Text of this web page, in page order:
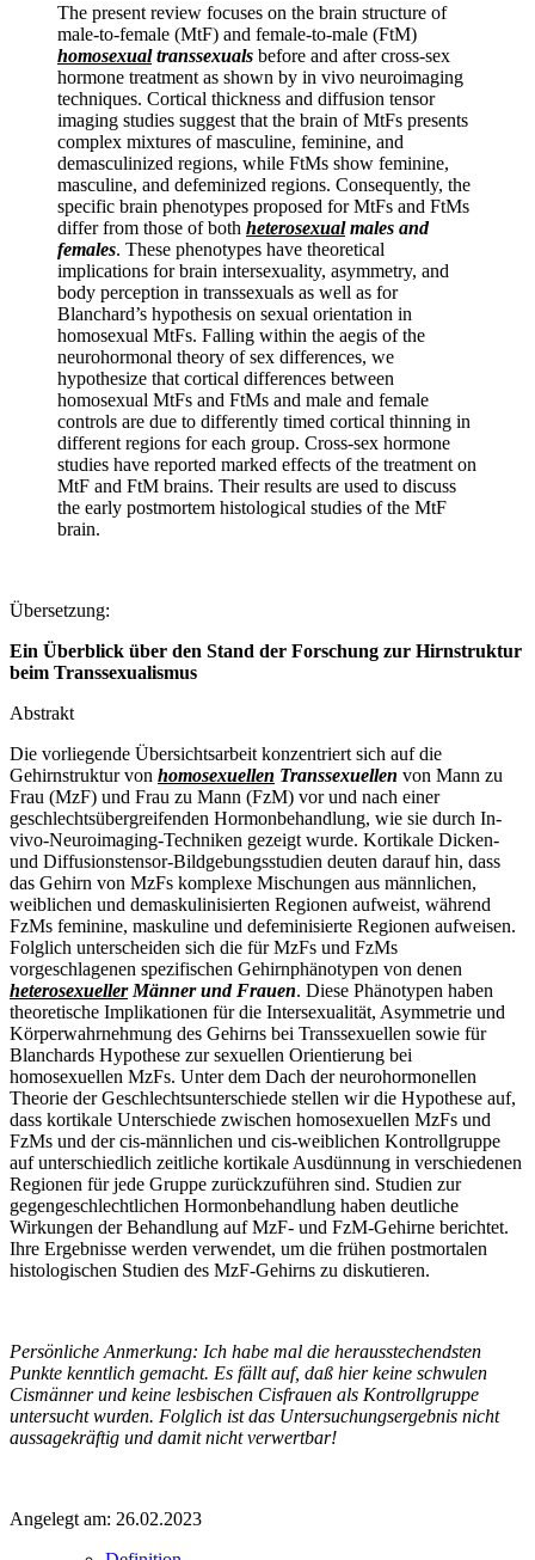
The present review focuses on the brain structure of
male-to-female (MtF) and female-to-male (FtM)
homosexualtranssexuals before and after cross-sex
hormone treatment as shown by in vivo neuroimaging
techniques. Cortical thickness and diffusion tensor
imaging studies suggest that the brain of MtFs presents
complex mixtures of masculine, feminine, and
demasculinized regions, while FtMs show feminine,
masculine, and defeminized regions. Consequently, the
specific brain phenotypes proposed for MtFs and FtMs
differ from those of both heterosexualmales and
females. These phenotypes have theoretical
implications for brain intersexuality, asymmetry, and
body perception in transsexuals as well as for
Blanchard’s hypothesis on sexual orientation in
homosexual MtFs. Falling within the aegis of the
neurohormonal theory of sex differences, we
hypothesize that cortical differences between
homosexual MtFs and FtMs and male and female
controls are due to differently timed cortical thinning in
different regions for each group. Cross-sex hormone
studies have reported marked effects of the treatment on
MtF and FtM brains. Their results are used to discuss
the early postmortem histological studies of the MtF
brain.
Übersetzung:
Ein Überblick über den Stand der Forschung zur Hirnstruktur
beim Transsexualismus
Abstrakt
Die vorliegende Übersichtsarbeit konzentriert sich auf die
Gehirnstruktur von homosexuellen Transsexuellen von Mann zu
Frau (MzF) und Frau zu Mann (FzM) vor und nach einer
geschlechtsübergreifenden Hormonbehandlung, wie sie durch In-
vivo-Neuroimaging-Techniken gezeigt wurde. Kortikale Dicken-
und Diffusionstensor-Bildgebungsstudien deuten darauf hin, dass
das Gehirn von MzFs komplexe Mischungen aus männlichen,
weiblichen und demaskulinisierten Regionen aufweist, während
FzMs feminine, maskuline und defeminisierte Regionen aufweisen.
Folglich unterscheiden sich die für MzFs und FzMs
vorgeschlagenen spezifischen Gehirnphänotypen von denen
heterosexuellerMänner und Frauen. Diese Phänotypen haben
theoretische Implikationen für die Intersexualität, Asymmetrie und
Körperwahrnehmung des Gehirns bei Transsexuellen sowie für
Blanchards Hypothese zur sexuellen Orientierung bei
homosexuellen MzFs. Unter dem Dach der neurohormonellen
Theorie der Geschlechtsunterschiede stellen wir die Hypothese auf,
dass kortikale Unterschiede zwischen homosexuellen MzFs und
FzMs und der cis-männlichen und cis-weiblichen Kontrollgruppe
auf unterschiedlich zeitliche kortikale Ausdünnung in verschiedenen
Regionen für jede Gruppe zurückzuführen sind. Studien zur
gegengeschlechtlichen Hormonbehandlung haben deutliche
Wirkungen der Behandlung auf MzF- und FzM-Gehirne berichtet.
Ihre Ergebnisse werden verwendet, um die frühen postmortalen
histologischen Studien des MzF-Gehirns zu diskutieren.
Persönliche Anmerkung: Ich habe mal die herausstechendsten
Punkte kenntlich gemacht. Es fällt auf, daß hier keine schwulen
Cismänner und keine lesbischen Cisfrauen als Kontrollgruppe
untersucht wurden. Folglich ist das Untersuchungsergebnis nicht
aussagekräftig und damit nicht verwertbar!
Angelegt am: 26.02.2023